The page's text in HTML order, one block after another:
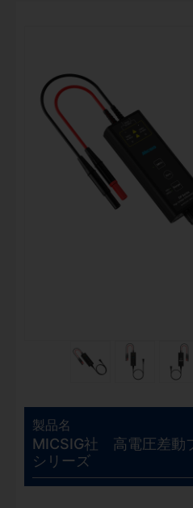
製品名
MICSIG社 高電圧差
シリーズ